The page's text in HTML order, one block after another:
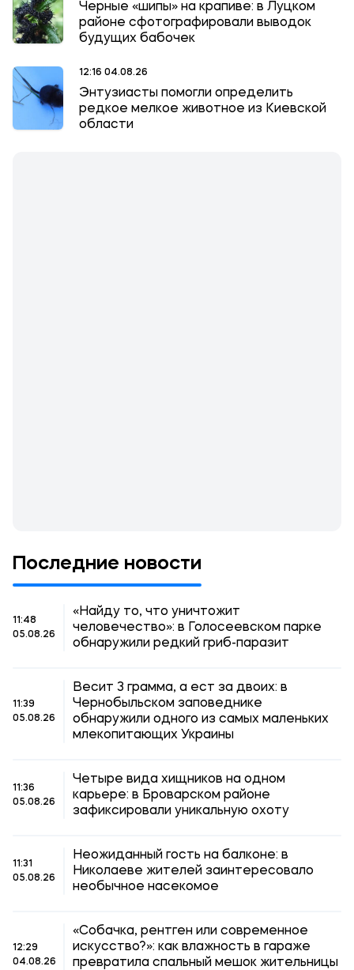
Черные «шипы» на крапиве: в Луцком
районе сфотографировали выводок
будущих бабочек
12:16 04.08.26
Энтузиасты помогли определить
редкое мелкое животное из Киевской
области
Последние новости
11:48
05.08.26
«Найду то, что уничтожит
человечество»: в Голосеевском парке
обнаружили редкий гриб-паразит
11:39
05.08.26
Весит 3 грамма, а ест за двоих: в
Чернобыльском заповеднике
обнаружили одного из самых маленьких
млекопитающих Украины
11:36
05.08.26
Четыре вида хищников на одном
карьере: в Броварском районе
зафиксировали уникальную охоту
11:31
05.08.26
Неожиданный гость на балконе: в
Николаеве жителей заинтересовало
необычное насекомое
12:29
04.08.26
«Собачка, рентген или современное
искусство?»: как влажность в гараже
превратила спальный мешок жительницы